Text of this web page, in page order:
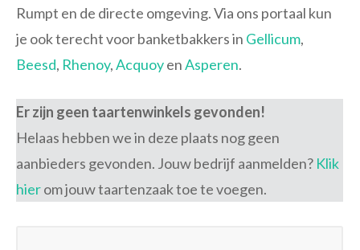
Rumpt en de directe omgeving. Via ons portaal kun
je ook terecht voor banketbakkers in Gellicum,
Beesd, Rhenoy,AcquoyenAsperen.
Er zijn geen taartenwinkels gevonden!
Helaas hebben we in deze plaats nog geen
aanbieders gevonden. Jouw bedrijf aanmelden? Klik
hierom jouw taartenzaak toe te voegen.